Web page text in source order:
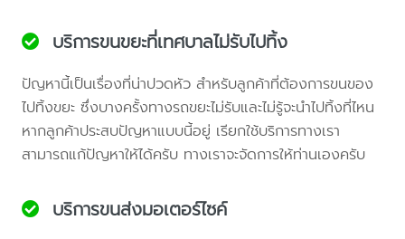
บริการขนขยะที่เทศบาลไม่รับไปทิ้ง
ปัญหานี้เป็นเรื่องที่น่าปวดหัว สำหรับลูกค้าที่ต้องการขนของ
ไปทิ้งขยะ ซึ่งบางครั้งทางรถขยะไม่รับและไม่รู้จะนำไปทิ้งที่ไหน
หากลูกค้าประสบปัญหาแบบนี้อยู่ เรียกใช้บริการทางเรา
สามารถแก้ปัญหาให้ได้ครับ ทางเราจะจัดการให้ท่านเองครับ
บริการขนส่งมอเตอร์ไซค์